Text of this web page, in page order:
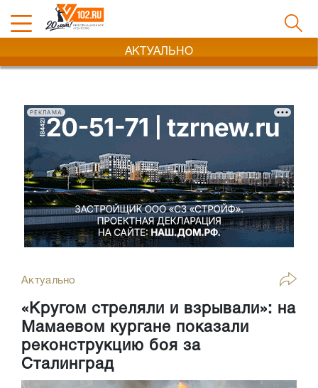
АКТУАЛЬНО
РЕКЛАМА
Актуально
«Кругом стреляли и взрывали»: на
Мамаевом кургане показали
реконструкцию боя за
Сталинград